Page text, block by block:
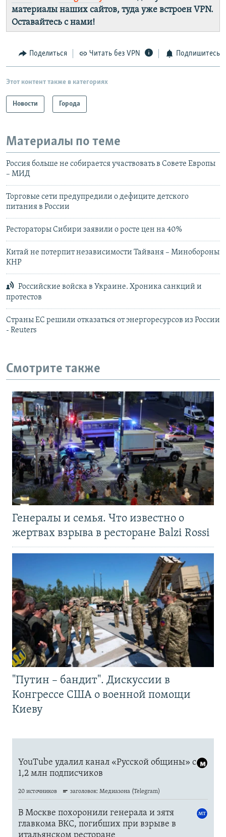
материалы наших сайтов, туда уже встроен VPN.
Оставайтесь с нами!
Поделиться Читать без VPN Подпишитесь
Этот контент также в категориях
Новости Города
Материалы по теме
Россия больше не собирается участвовать в Совете Европы
– МИД
Торговые сети предупредили о дефиците детского
питания в России
Рестораторы Сибири заявили о росте цен на 40%
Китай не потерпит независимости Тайваня – Минобороны
КНР
Российские войска в Украине. Хроника санкций и
протестов
Страны ЕС решили отказаться от энергоресурсов из России
- Reuters
Смотрите также
Генералы и семья. Что известно о
жертвах взрыва в ресторане Balzi Rossi
"Путин – бандит". Дискуссии в
Конгрессе США о военной помощи
Киеву